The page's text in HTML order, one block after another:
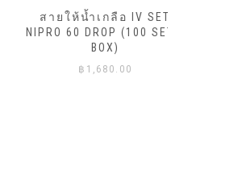
สายให้น้ำเกลือ IV SET
NIPRO 60 DROP (100 SET /
1,680.00